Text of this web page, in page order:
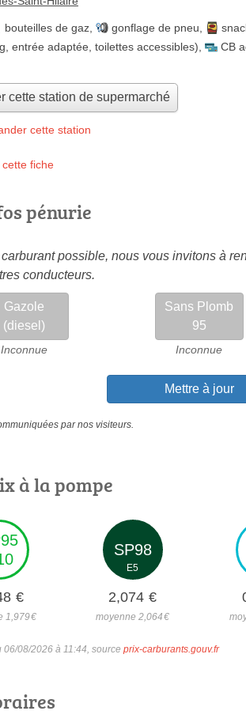
bouteilles de gaz gonflage de pneu
entrée adaptée, toilettes accessibles) CB
cette station de supermarché
cette station
fiche
pénurie
possible, nous vous invitons à
conducteurs.
Gazole
(diesel)
Inconnue
Sans Plomb
95
Inconnue
Mettre à jour
par nos visiteurs.
à la pompe
€
1,979€
SP98
E5
2,074 €
moyenne 2,064€
06/08/2026 à 11:44, source prix-carburants.gouv.fr